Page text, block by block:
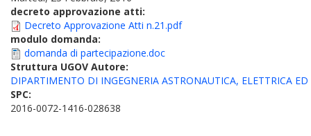
decreto approvazione atti:
Decreto Approvazione Atti n.21.pdf
modulo domanda:
domanda di partecipazione.doc
Struttura UGOV Autore:
DIPARTIMENTO DI INGEGNERIA ASTRONAUTICA, ELETTRICA ED
SPC:
2016-0072-1416-028638